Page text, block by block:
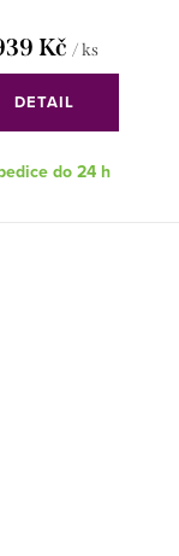
Kč / ks
DETAIL
do 24 h